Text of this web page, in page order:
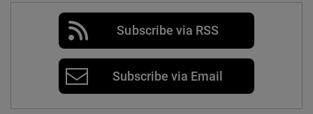
Subscribe via RSS
Subscribe via Email